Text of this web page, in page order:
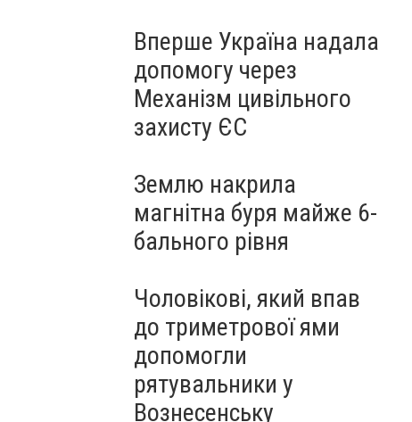
Вперше Україна надала
допомогу через
Механізм цивільного
захисту ЄС
Землю накрила
магнітна буря майже 6-
бального рівня
Чоловікові, який впав
до триметрової ями
допомогли
рятувальники у
Вознесенську